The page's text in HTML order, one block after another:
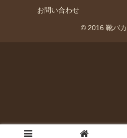
お問い合わせ
© 2016 靴バカ